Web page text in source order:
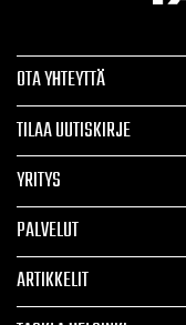
OTA YHTEYTTÄ
TILAA UUTISKIRJE
YRITYS
PALVELUT
ARTIKKELIT